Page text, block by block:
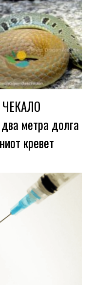
метра долга
кревет